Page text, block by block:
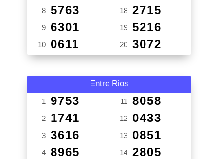
8 5763
9 6301
10 0611
18 2715
19 5216
20 3072
Entre Rios
1 9753
2 1741
3 3616
4 8965
11 8058
12 0433
13 0851
14 2805